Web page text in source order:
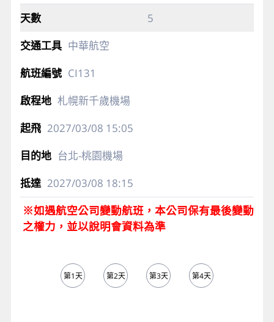
5
中華航空
CI131
札幌新千歲機場
2027/03/08 15:05
台北-桃園機場
2027/03/08 18:15
※如遇航空公司變動航班，本公司保有最後變動
之權力，並以說明會資料為準
第1天 第2天 第3天 第4天